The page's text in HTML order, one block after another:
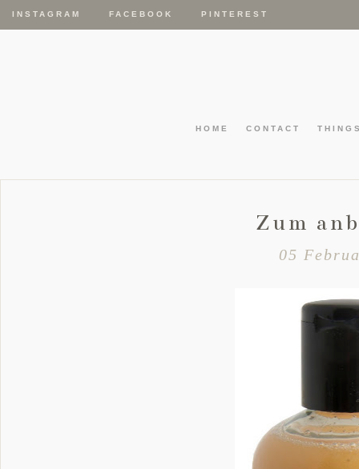
INSTAGRAM FACEBOOK PINTEREST
HOME CONTACT
Zum
05